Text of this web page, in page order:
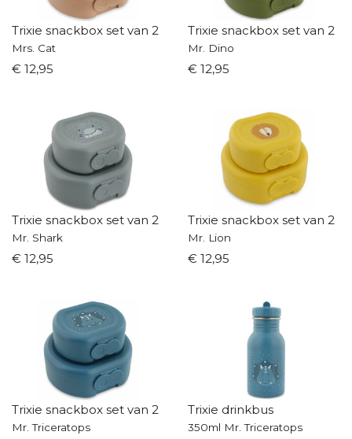
Trixie snackbox set van 2
Mrs. Cat
€ 12,95
Trixie snackbox set van 2
Mr. Dino
€ 12,95
Trixie snackbox set van 2
Mr. Shark
€ 12,95
Trixie snackbox set van 2
Mr. Lion
€ 12,95
Trixie snackbox set van 2
Mr. Triceratops
Trixie drinkbus
350ml Mr. Triceratops